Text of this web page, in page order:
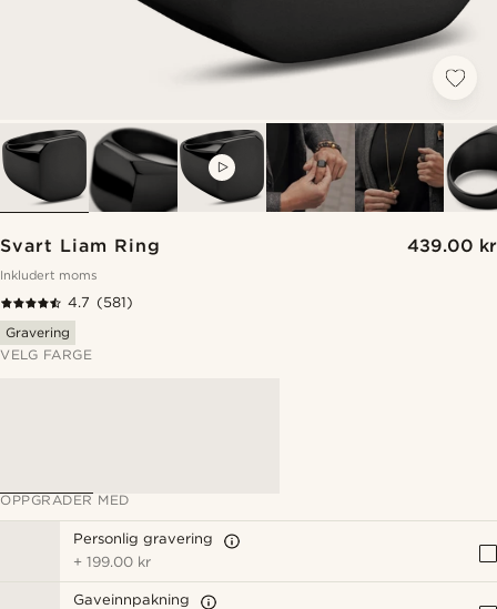
Svart Liam Ring 439.00 kr
Inkludert moms
4.7 (581)
Gravering
VELG FARGE
OPPGRADER MED
Personlig gravering
+199.00 kr
Gaveinnpakning